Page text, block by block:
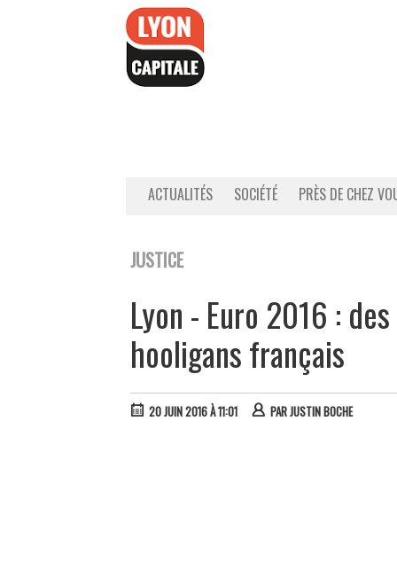
ACTUALITÉS SOCIÉTÉ PRÈS DE CHEZ
JUSTICE
Lyon - Euro 2016 :
hooligans français
20 JUIN 2016 À 11:01 PARJUSTIN BOCHE